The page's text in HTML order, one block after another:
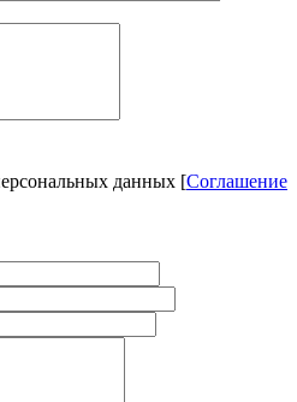
данных [Соглашение